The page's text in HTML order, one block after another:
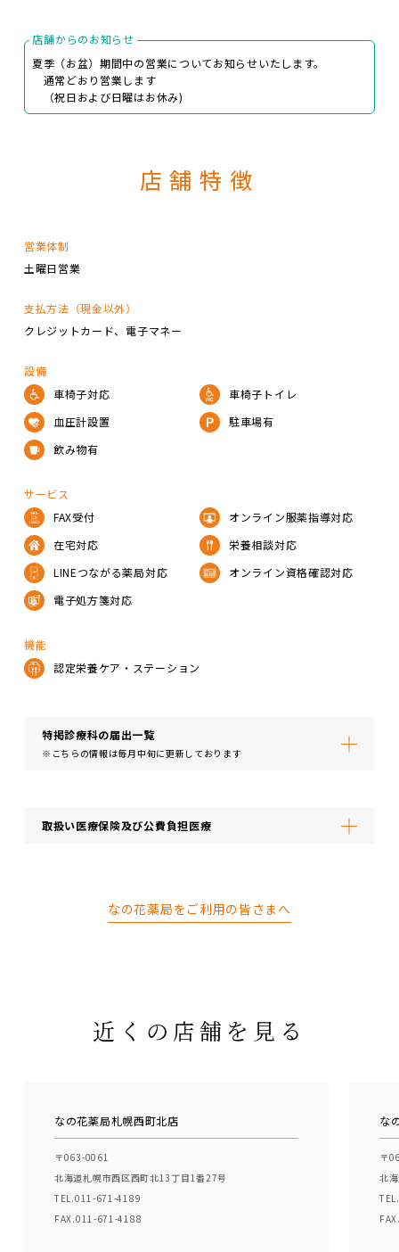
店舗からのお知らせ
夏季（お盆）期間中の営業についてお知らせいたします。
通常どおり営業します
（祝日および日曜はお休み)
店舗特徴
営業体制
土曜日営業
支払方法（現金以外）
クレジットカード
電子マネー
設備
車椅子対応
車椅子トイレ
血圧計設置
駐車場有
飲み物有
サービス
FAX受付
オンライン服薬指導対応
在宅対応
栄養相談対応
LINEつながる薬局対応
オンライン資格確認対応
電子処方箋対応
機能
認定栄養ケア・ステーション
特掲診療科の届出⼀覧
※こちらの情報は毎月中旬に更新しております
取扱い医療保険及び公費負担医療
なの花薬局をご利用の皆さまへ
近くの店舗を見る
なの花薬局札幌西町北店
〒063-0061
北海道札幌市西区西町北13丁目1番27号
TEL.011-671-4189
FAX.011-671-4188
な
〒
北